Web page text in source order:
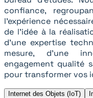
confiance,
l'expérience
de l'idée à la
d'une expertise
mesure, d'une
engagement qualité
pour transformer vos
Internet des Objets (IoT)